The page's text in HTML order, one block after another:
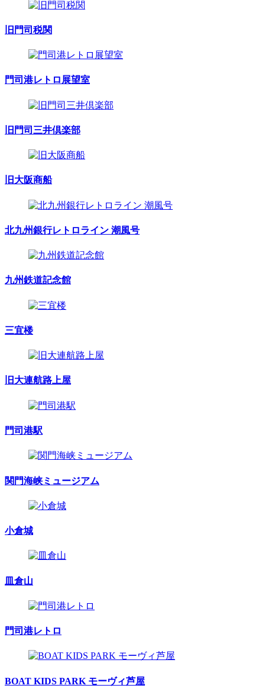
旧門司税関
門司港レトロ展望室
旧門司三井倶楽部
旧大阪商船
北九州銀行レトロライン 潮風号
九州鉄道記念館
三宜楼
旧大連航路上屋
門司港駅
関門海峡ミュージアム
小倉城
皿倉山
門司港レトロ
BOAT KIDS PARK モーヴィ芦屋